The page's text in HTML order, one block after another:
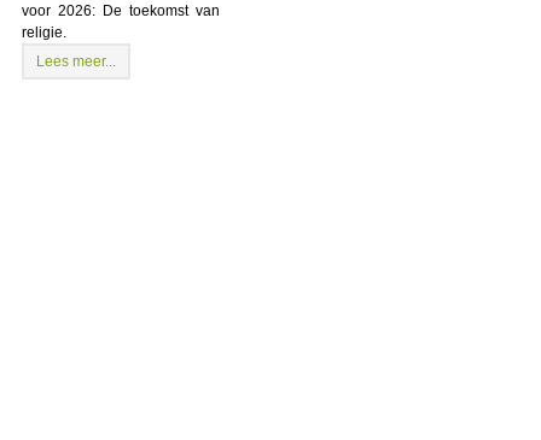
voor 2026: De toekomst van
religie.
Lees meer...